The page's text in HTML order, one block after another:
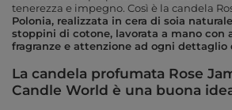
tenerezza e impegno. Così è la candela
Polonia, realizzata in cera di soia
stoppini di cotone, lavorata a mano con
fragranze e attenzione ad ogni dettaglio
La candela profumata Rose
Candle World è una buona